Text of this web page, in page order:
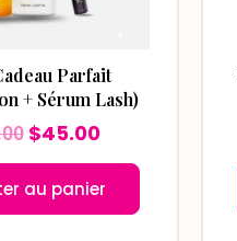
Parfait
+ Sérum Lash)
$45.00
au panier